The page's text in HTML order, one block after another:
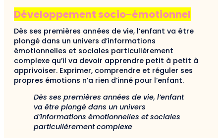
Développement socio-émotionnel
Dès ses premières années de vie, l’enfant va être
plongé dans un univers d’informations
émotionnelles et sociales particulièrement
complexe qu’il va devoir apprendre petit à petit à
apprivoiser. Exprimer, comprendre et réguler ses
propres émotions n’a rien d’inné pour l’enfant.
Dès ses premières années de vie, l’enfant
va être plongé dans un univers
d’informations émotionnelles et sociales
particulièrement complexe